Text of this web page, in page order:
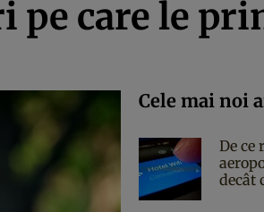
pe care le
Cele mai noi
De ce
decât